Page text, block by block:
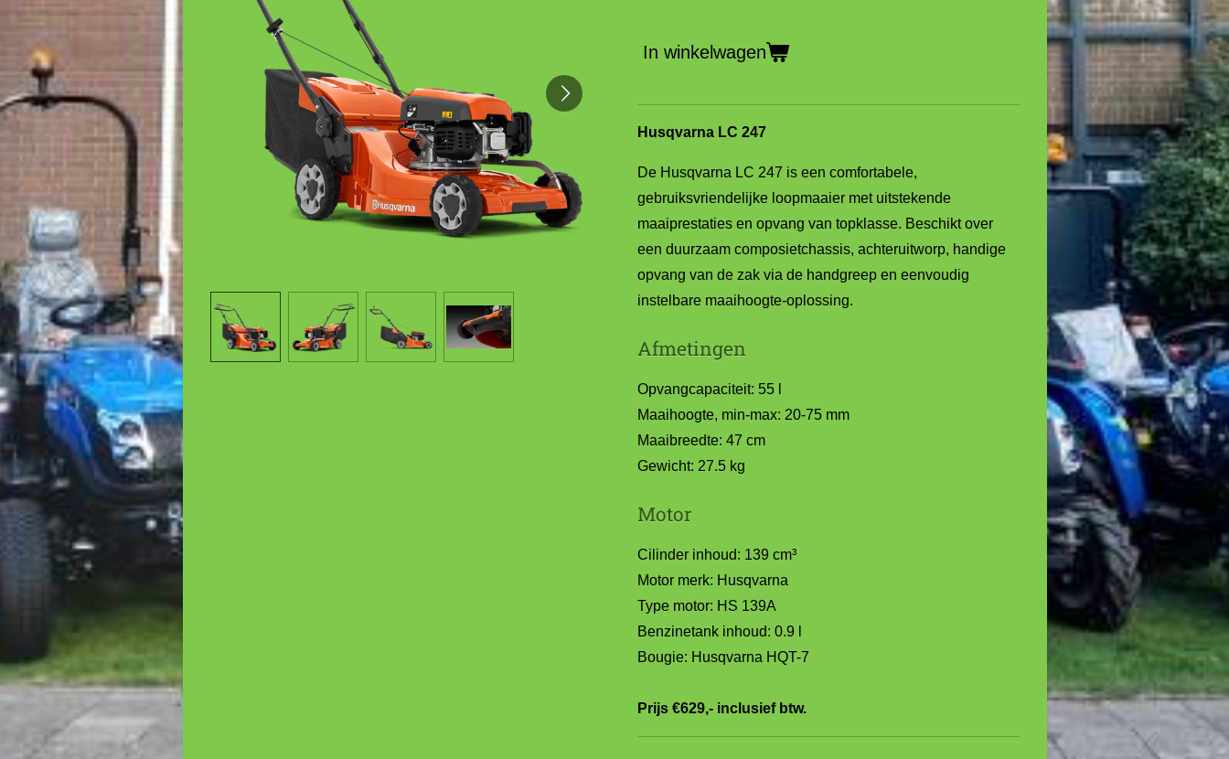
In winkelwagen
Husqvarna LC 247
De Husqvarna LC 247 is een comfortabele,
gebruiksvriendelijke loopmaaier met uitstekende
maaiprestaties en opvang van topklasse. Beschikt over
een duurzaam composietchassis, achteruitworp, handige
opvang van de zak via de handgreep en eenvoudig
instelbare maaihoogte-oplossing.
Afmetingen
Opvangcapaciteit: 55 l
Maaihoogte, min-max: 20-75 mm
Maaibreedte: 47 cm
Gewicht: 27.5 kg
Motor
Cilinder inhoud: 139 cm³
Motor merk: Husqvarna
Type motor: HS 139A
Benzinetank inhoud: 0.9 l
Bougie: Husqvarna HQT-7
Prijs €629,- inclusief btw.